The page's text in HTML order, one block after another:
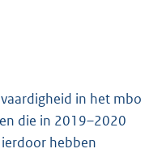
in het mbo
die in 2019–2020
hebben